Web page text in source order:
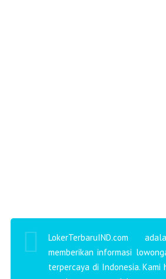
LokerTerbaruIND.com
memberikan informasi
terpercaya di Indonesia.